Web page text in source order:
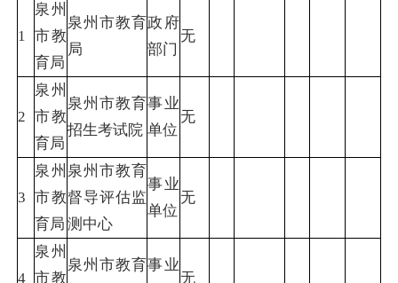
1
泉州
市教
育局
泉州市教育
局
政府
部门
无
2
泉州
市教
育局
泉州市教育
招生考试院
事业
单位
无
3
泉州
市教
育局
泉州市教育
督导评估监
测中心
事业
单位
无
4
泉州
市教
泉州市教育事业
无